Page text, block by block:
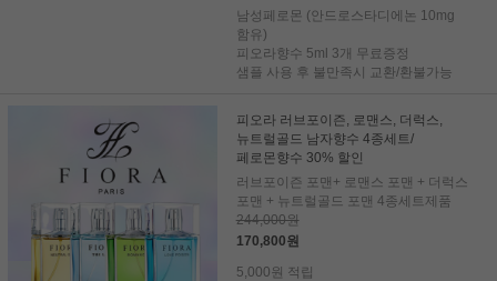
남성페로몬 (안드로스타디에논 10mg
함유)
피오라향수 5ml 3개 무료증정
샘플 사용 후 불만족시 교환/환불가능
피오라 러브포이즌, 로맨스, 더럭스,
뉴트럴골드 남자향수 4종세트/
페로몬향수 30% 할인
러브포이즌 포맨+ 로맨스 포맨 + 더럭스
포맨 + 뉴트럴골드 포맨 4종세트제품
244,000원
170,800원
5,000원 적립